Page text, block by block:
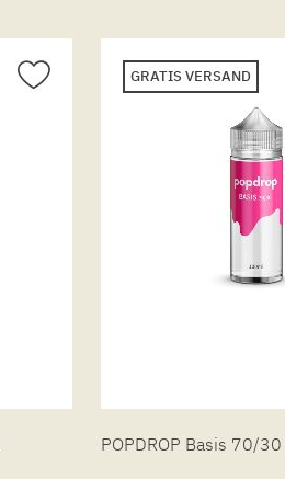
GRATIS VERSAND
POPDROP Basis 70/